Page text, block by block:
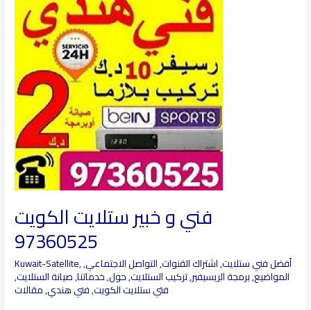
فني و خبير ستلايت الكويت
97360525
Kuwait-Satellite, أفضل فني ستلايت,اشتراك القنوات,التواصل الاجتماعي,
المواضيع,برمجة الريسيفير,تركيب الستلايت,حول,خدماتنا,صيانة الستلايت,
فتي ستلايت الكويت,فني هندي,مقالات
خبير
ستلايت
الكويت
97360525